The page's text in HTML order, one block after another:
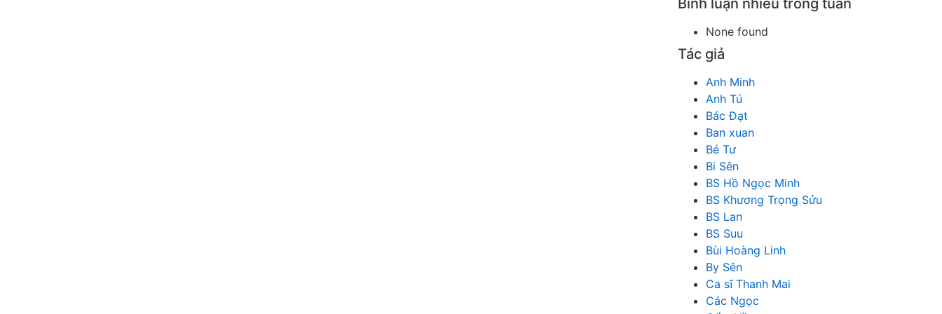
Bình luận nhiều trong tuần
None found
Tác giả
Anh Minh
Anh Tú
Bác Đạt
Ban xuan
Bé Tư
Bi Sên
BS Hồ Ngọc Minh
BS Khương Trọng Sửu
BS Lan
BS Suu
Bùi Hoàng Linh
By Sên
Ca sĩ Thanh Mai
Các Ngọc